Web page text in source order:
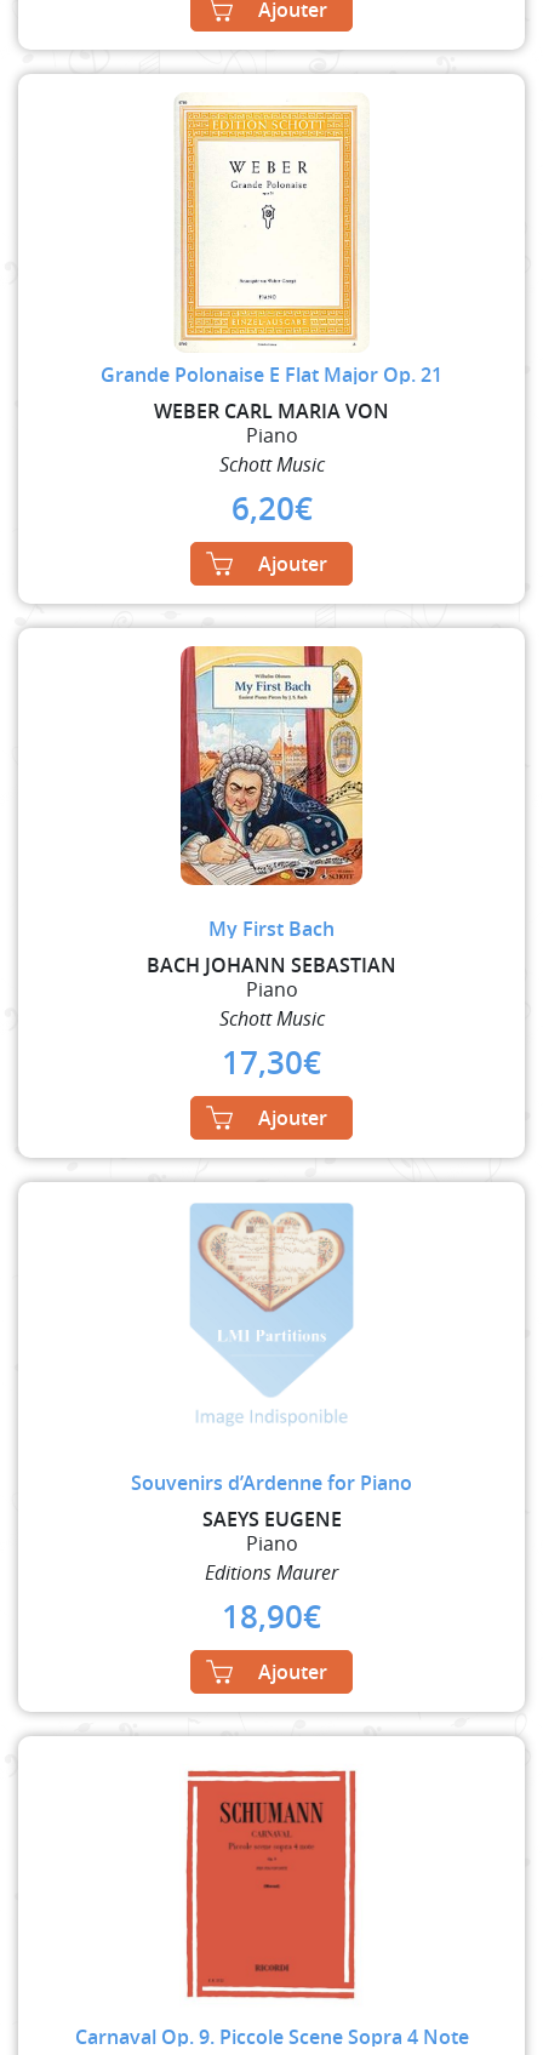
Ajouter
Grande Polonaise E Flat Major Op. 21
WEBER CARL MARIA VON
Piano
Schott Music
6,20€
Ajouter
My First Bach
BACH JOHANN SEBASTIAN
Piano
Schott Music
17,30€
Ajouter
Souvenirs d’Ardenne for Piano
SAEYS EUGENE
Piano
Editions Maurer
18,90€
Ajouter
Carnaval Op. 9. Piccole Scene Sopra 4 Note